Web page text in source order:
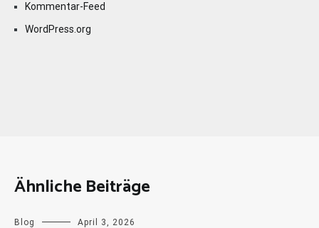
Kommentar-Feed
WordPress.org
Ähnliche Beiträge
Blog April 3, 2026